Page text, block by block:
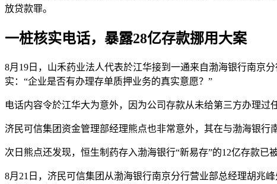
放贷款罪。
一桩核实电话，暴露28亿存款挪用大案
8月19日，山禾药业法人代表於江华接到一通来自渤海银行南京
实：“企业是否有办理存单质押业务的真实意愿？”
电话内容令於江华大为意外，因为公司存款从未给第三方办理过
济民可信集团资金管理部经理熊点也非常意外，其在与渤海银行
次日熊点还发现，恒生制药存入渤海银行“新易存”的12亿存款
8月21日，济民可信集团从渤海银行南京分行营业部总经理胡兆